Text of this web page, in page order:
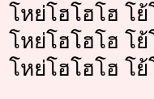
โหย่โฮโฮโฮ โ
โหย่โฮโฮโฮ โ
โหย่โฮโฮโฮ โ